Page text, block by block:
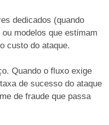
dedicados (quando
modelos que estimam
custo do ataque.
Quando o fluxo exige
de sucesso do ataque
de fraude que passa